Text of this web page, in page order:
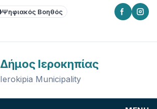
Ψηφιακός Βοηθός
Δήμος Ιεροκηπίας
Ierokipia Municipality